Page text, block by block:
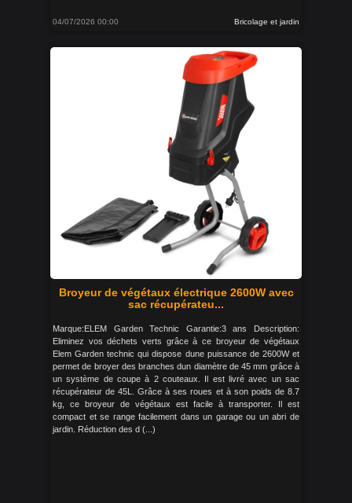
04/07/2026 00:00 Bricolage et jardin
Broyeur de végétaux électrique 2600W avec
sac récupérateu...
Marque:ELEM Garden Technic Garantie:3 ans Description:
Eliminez vos déchets verts grâce à ce broyeur de végétaux
Elem Garden technic qui dispose dune puissance de 2600W et
permet de broyer des branches dun diamètre de 45 mm grâce à
un système de coupe à 2 couteaux. Il est livré avec un sac
récupérateur de 45L. Grâce à ses roues et à son poids de 8.7
kg, ce broyeur de végétaux est facile à transporter. Il est
compact et se range facilement dans un garage ou un abri de
jardin. Réduction des d (...)